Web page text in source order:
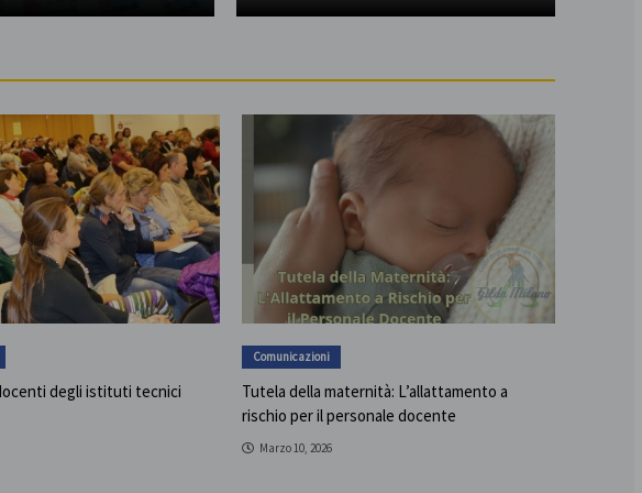
degli istituti tecnici
Comunicazioni
Tutela della maternità: L’allattamento a
rischio per il personale docente
Marzo 10, 2026